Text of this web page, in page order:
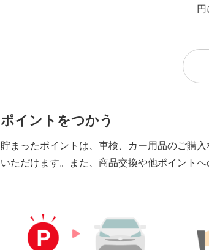
ポイントをつかう
貯まったポイントは、車検、カー用品のご購
いただけます。また、商品交換や他ポイントへ